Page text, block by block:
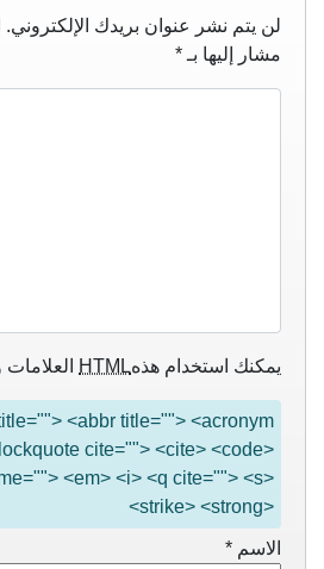
لن يتم نشر عنوان بريدك الإلكتروني.
مشار إليها بـ *
يمكنك استخدام هذهHTML
<abbr title=""> <acronym
cite=""> <cite> <code>
<em> <i> <q cite=""> <s>
<strike> <strong>
الاسم *